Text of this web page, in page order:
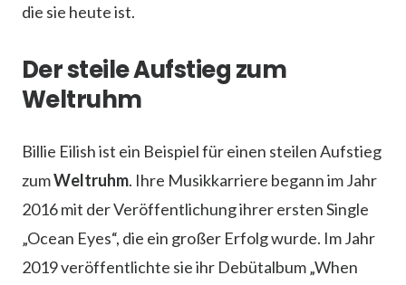
die sie heute ist.
Der steile Aufstieg zum
Weltruhm
Billie Eilish ist ein Beispiel für einen steilen Aufstieg
zumWeltruhm. Ihre Musikkarriere begann im Jahr
2016 mit der Veröffentlichung ihrer ersten Single
„Ocean Eyes“, die ein großer Erfolg wurde. Im Jahr
2019 veröffentlichte sie ihr Debütalbum „When